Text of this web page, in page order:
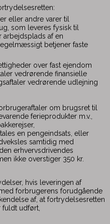
eller andre varer til
som leveres fysisk til
af en
betjener faste
over fast ejendom
vedrørende finansielle
vedrørende udlejning
om brugsret til
ferieprodukter m.v.,
en pengeindsats, eller
samtidig med
erhvervsdrivendes
ikke overstiger 350 kr.
hvis leveringen af
forbrugerens forudgående
af, at fortrydelsesretten
fuldt udført,